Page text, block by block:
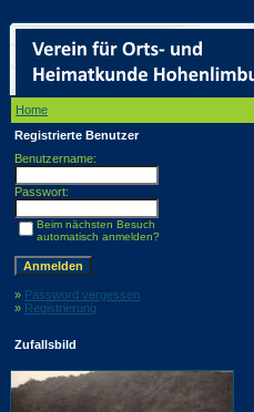
Home
Registrierte Benutzer
Benutzername:
Passwort:
Beim nächsten Besuch
automatisch anmelden?
» Password vergessen
» Registrierung
Zufallsbild